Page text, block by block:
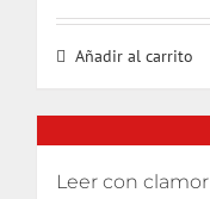
Añadir al carrito
Leer con clamor